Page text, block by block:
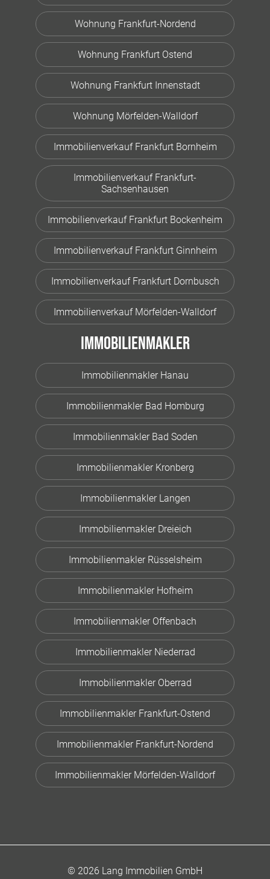
Wohnung Frankfurt-Nordend
Wohnung Frankfurt Ostend
Wohnung Frankfurt Innenstadt
Wohnung Mörfelden-Walldorf
Immobilienverkauf Frankfurt Bornheim
Immobilienverkauf Frankfurt-
Sachsenhausen
Immobilienverkauf Frankfurt Bockenheim
Immobilienverkauf Frankfurt Ginnheim
Immobilienverkauf Frankfurt Dornbusch
Immobilienverkauf Mörfelden-Walldorf
Immobilienmakler
Immobilienmakler Hanau
Immobilienmakler Bad Homburg
Immobilienmakler Bad Soden
Immobilienmakler Kronberg
Immobilienmakler Langen
Immobilienmakler Dreieich
Immobilienmakler Rüsselsheim
Immobilienmakler Hofheim
Immobilienmakler Offenbach
Immobilienmakler Niederrad
Immobilienmakler Oberrad
Immobilienmakler Frankfurt-Ostend
Immobilienmakler Frankfurt-Nordend
Immobilienmakler Mörfelden-Walldorf
© 2026 Lang Immobilien GmbH